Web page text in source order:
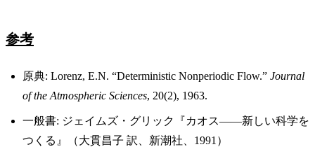
参考
原典: Lorenz, E.N. “Deterministic Nonperiodic Flow.” Journal
of the Atmospheric Sciences, 20(2), 1963.
一般書: ジェイムズ・グリック『カオス——新しい科学を
つくる』（大貫昌子 訳、新潮社、1991）